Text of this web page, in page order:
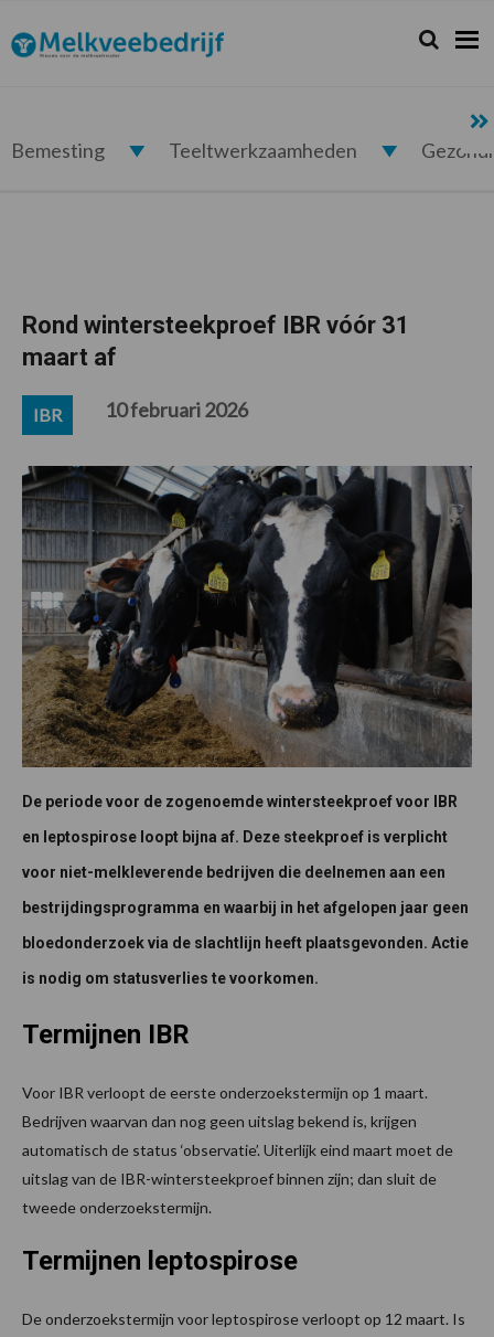
de
hoofdnavigatie
de
hoofd
de
eerste
de
voettekst
Melkveebedrijf.nl Zoeken...
Zoek
Bemesting Teeltwerkzaamheden
Rond wintersteekproef IBR vóór 31
maart af
IBR 10 februari 2026
De periode voor de zogenoemde wintersteekproef voor IBR
en leptospirose loopt bijna af. Deze steekproef is verplicht
voor niet-melkleverende bedrijven die deelnemen aan een
bestrijdingsprogramma en waarbij in het afgelopen jaar geen
bloedonderzoek via de slachtlijn heeft plaatsgevonden. Actie
is nodig om statusverlies te voorkomen.
Termijnen IBR
Voor IBR verloopt de eerste onderzoekstermijn op 1 maart.
Bedrijven waarvan dan nog geen uitslag bekend is, krijgen
automatisch de status ‘observatie’. Uiterlijk eind maart moet de
uitslag van de IBR-wintersteekproef binnen zijn; dan sluit de
tweede onderzoekstermijn.
Termijnen leptospirose
De onderzoekstermijn voor leptospirose verloopt op 12 maart. Is